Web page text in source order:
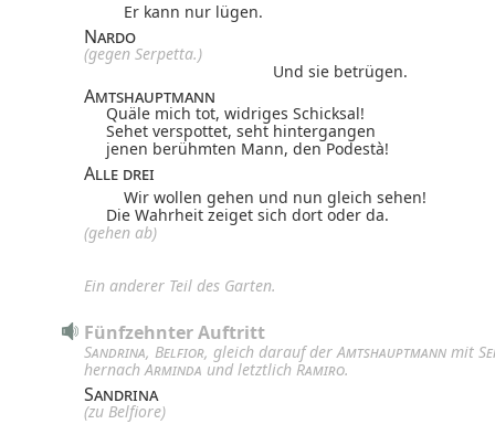
Er kann nur lügen.
Nardo
(gegen Serpetta.)
Und sie betrügen.
Amtshauptmann
Quäle mich tot, widriges Schicksal!
Sehet verspottet, seht hintergangen
jenen berühmten Mann, den Podestà!
Alle drei
Wir wollen gehen und nun gleich sehen!
Die Wahrheit zeiget sich dort oder da.
(gehen ab)
Ein anderer Teil des Garten.
Fünfzehnter Auftritt
Sandrina, Belfior, gleich darauf derAmtshauptmann mit
hernachArminda und letztlich Ramiro.
Sandrina
(zu Belfiore)